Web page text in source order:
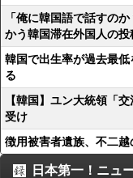
「俺に韓国語で話すの
かう韓国滞在外国人の投
韓国で出生率が過去最
る
【韓国】ユン大統領「
受け
徴用被害者遺族、不二
日本第一！ニュ